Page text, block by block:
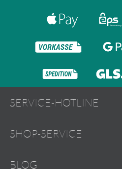
SERVICE-HOTLINE
SHOP-SERVICE
BLOG